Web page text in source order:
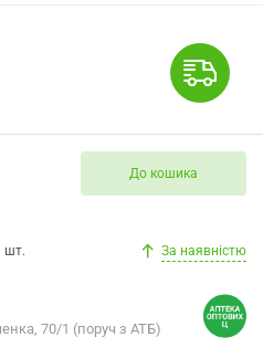
До кошика
шт. За наявністю
70/1 (поруч з АТБ)